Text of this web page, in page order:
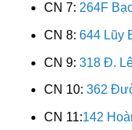
CN 7: 264F
CN 8: 644 Lũy
CN 9: 318 Đ.
CN 10: 362
CN 11:142